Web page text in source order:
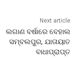
Next article
ଲଗାଣ ବର୍ଷାରେ ବେହାଲ
ସମ୍ବଲପୁର, ଯାତାୟାତ
ବାଧାପ୍ରାପ୍ତ